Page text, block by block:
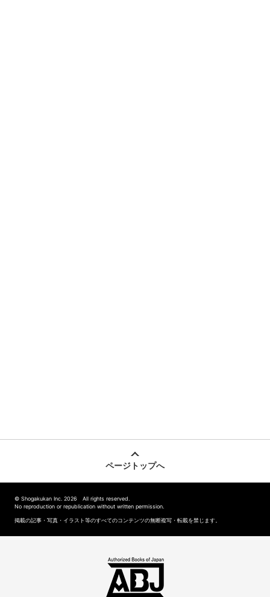
ページトップへ
© Shogakukan Inc. 2026 All rights reserved.
No reproduction or republication without written permission.
掲載の記事・写真・イラスト等のすべてのコンテンツの無断複写・転載を禁じます。